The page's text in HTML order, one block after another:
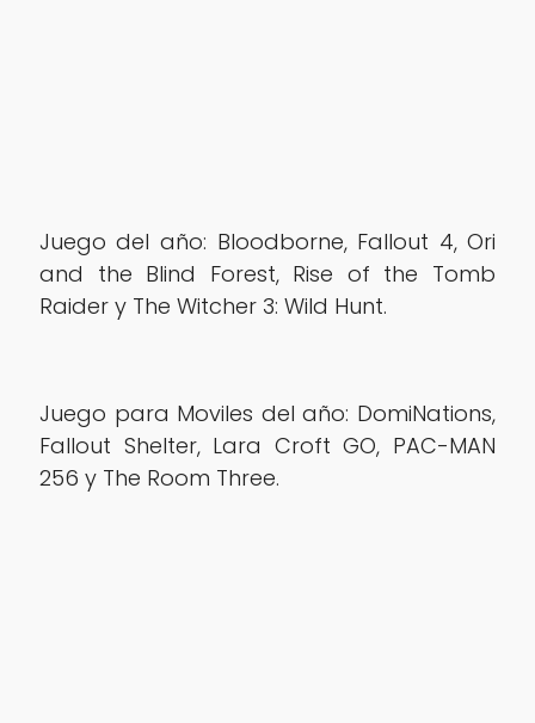
Juego del año: Bloodborne, Fallout 4, Ori
and the Blind Forest, Rise of the Tomb
Raider y The Witcher 3: Wild Hunt.
Juego para Moviles del año: DomiNations,
Fallout Shelter, Lara Croft GO, PAC-MAN
256 y The Room Three.